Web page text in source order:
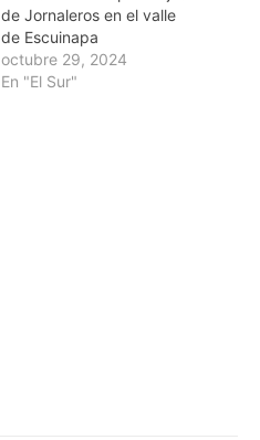
de Jornaleros en el valle
de Escuinapa
octubre 29, 2024
En "El Sur"